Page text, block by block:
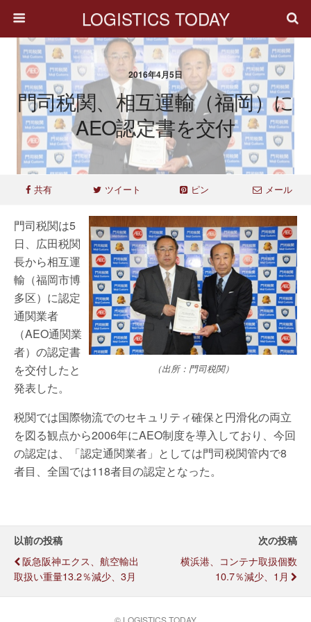
LOGISTICS TODAY
2016年4月5日
門司税関、相互運輸（福岡）に
AEO認定書を交付
共有 ツイート ピン メール
（出所：門司税関）
門司税関は5
日、広田税関
長から相互運
輸（福岡市博
多区）に認定
通関業者
（AEO通関業
者）の認定書
を交付したと
発表した。
税関では国際物流でのセキュリティ確保と円滑化の両立
を図る観点から2006年にAEO制度を導入しており、今回
の認定は、「認定通関業者」としては門司税関管内で8
者目、全国では118者目の認定となった。
以前の投稿
阪急阪神エクス、航空輸出
取扱い重量13.2％減少、3月
次の投稿
横浜港、コンテナ取扱個数
10.7％減少、1月
© LOGISTICS TODAY